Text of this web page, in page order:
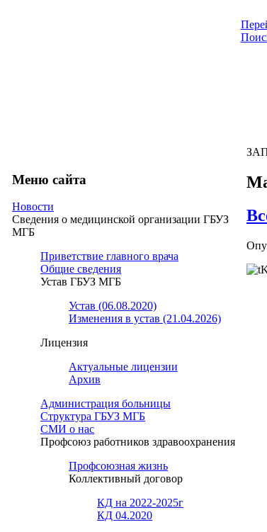
Меню сайта
Новости
Сведения о медицинской организации ГБУЗ
МГБ
Приветствие главного врача
Общие сведения
Устав ГБУЗ МГБ
Устав (06.08.2020)
Изменения в устав (21.04.2026)
Лицензия
Актуальные лицензии
Архив
Администрация больницы
Структура ГБУЗ МГБ
СМИ о нас
Профсоюз работников здравоохранения
Профсоюзная жизнь
Коллективный договор
КД на 2022-2025г
КД 04.2020